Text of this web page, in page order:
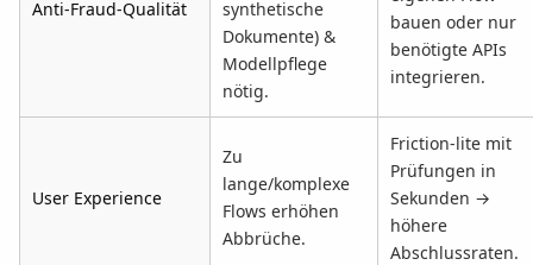
Anti-Fraud-Qualität
synthetische
Dokumente) &
Modellpflege
nötig.
bauen oder nur
benötigte APIs
integrieren.
User Experience
Zu
lange/komplexe
Flows erhöhen
Abbrüche.
Friction-lite mit
Prüfungen in
Sekunden →
höhere
Abschlussraten.